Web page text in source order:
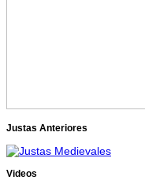
Justas Anteriores
Videos